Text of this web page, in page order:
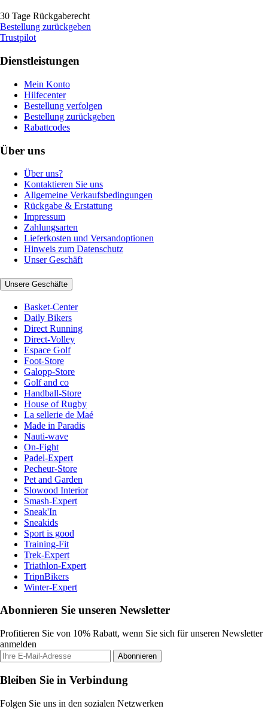
30 Tage Rückgaberecht
Bestellung zurückgeben
Trustpilot
Dienstleistungen
Mein Konto
Hilfecenter
Bestellung verfolgen
Bestellung zurückgeben
Rabattcodes
Über uns
Über uns?
Kontaktieren Sie uns
Allgemeine Verkaufsbedingungen
Rückgabe & Erstattung
Impressum
Zahlungsarten
Lieferkosten und Versandoptionen
Hinweis zum Datenschutz
Unser Geschäft
Unsere Geschäfte
Basket-Center
Daily Bikers
Direct Running
Direct-Volley
Espace Golf
Foot-Store
Galopp-Store
Golf and co
Handball-Store
House of Rugby
La sellerie de Maé
Made in Paradis
Nauti-wave
On-Fight
Padel-Expert
Pecheur-Store
Pet and Garden
Slowood Interior
Smash-Expert
Sneak'In
Sneakids
Sport is good
Training-Fit
Trek-Expert
Triathlon-Expert
TripnBikers
Winter-Expert
Abonnieren Sie unseren Newsletter
Profitieren Sie von 10% Rabatt, wenn Sie sich für unseren Newsletter
anmelden
Abonnieren
Bleiben Sie in Verbindung
Folgen Sie uns in den sozialen Netzwerken